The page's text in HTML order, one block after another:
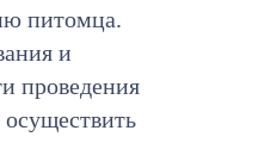
питомца.
и
проведения